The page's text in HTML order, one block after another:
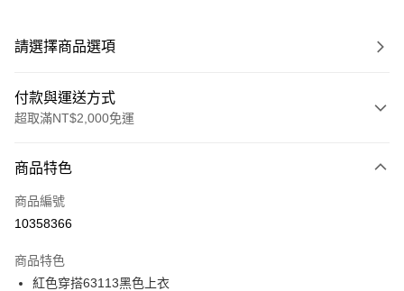
請選擇商品選項
付款與運送方式
超取滿NT$2,000免運
信用卡一次付款
超商取貨付款
Apple Pay
商品特色
商品編號
10358366
商品特色
紅色穿搭63113黑色上衣